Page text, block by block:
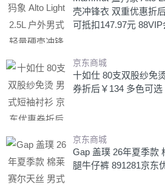
壳冲锋衣 双重优惠折
可抵扣147.97元
京东商城
十如仕 80支双股纱免
券折后￥134 多色可选
京东商城
Gap 盖璞 26年夏季款
腿牛仔裤 891281京东